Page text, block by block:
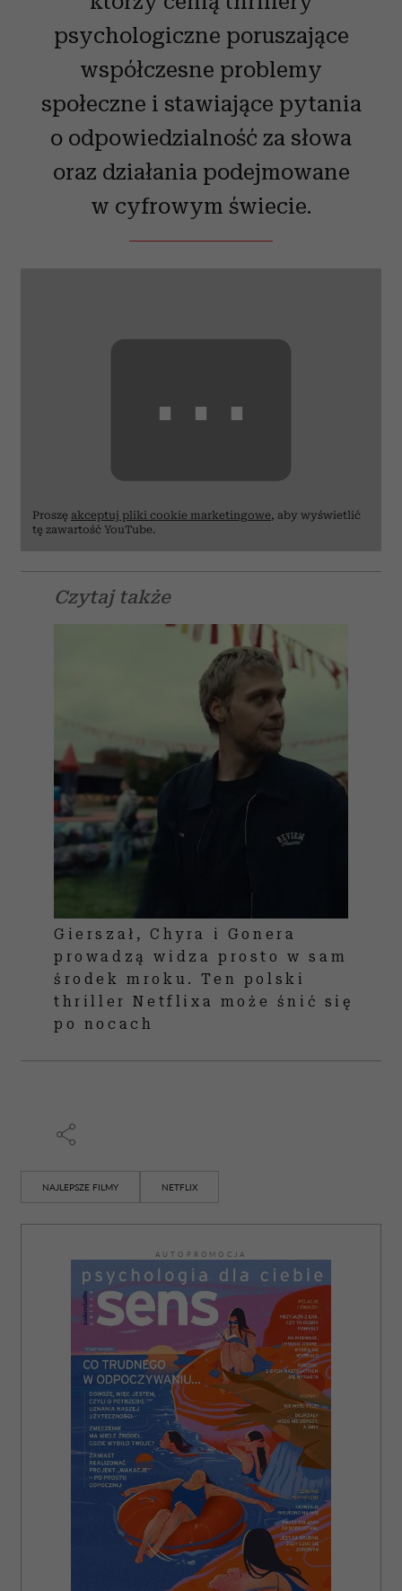
psychologiczne poruszające
współczesne problemy
społeczne i stawiające pytania
o odpowiedzialność za słowa
oraz działania podejmowane
w cyfrowym świecie.
⋯
Proszę akceptuj pliki cookie marketingowe, aby wyświetlić
tę zawartość YouTube.
Czytaj także
Gierszał, Chyra i Gonera
prowadzą widza prosto w sam
środek mroku. Ten polski
thriller Netflixa może śnić się
po nocach
NAJLEPSZE FILMY NETFLIX
AUTOPROMOCJA